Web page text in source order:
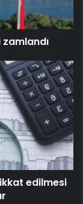
edilmesi